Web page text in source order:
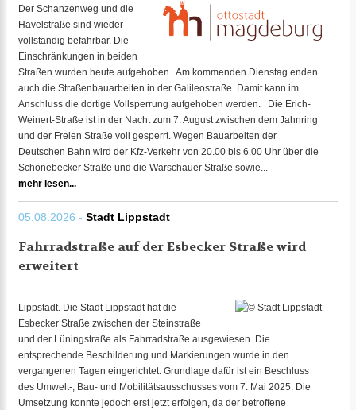
Der Schanzenweg und die
Havelstraße sind wieder
vollständig befahrbar. Die
Einschränkungen in beiden
Straßen wurden heute aufgehoben. Am kommenden Dienstag enden
auch die Straßenbauarbeiten in der Galileostraße. Damit kann im
Anschluss die dortige Vollsperrung aufgehoben werden. Die Erich-
Weinert-Straße ist in der Nacht zum 7. August zwischen dem Jahnring
und der Freien Straße voll gesperrt. Wegen Bauarbeiten der
Deutschen Bahn wird der Kfz-Verkehr von 20.00 bis 6.00 Uhr über die
Schönebecker Straße und die Warschauer Straße sowie...
mehr lesen...
05.08.2026 - Stadt Lippstadt
Fahrradstraße auf der Esbecker Straße wird
erweitert
Lippstadt. Die Stadt Lippstadt hat die
Esbecker Straße zwischen der Steinstraße
und der Lüningstraße als Fahrradstraße ausgewiesen. Die
entsprechende Beschilderung und Markierungen wurde in den
vergangenen Tagen eingerichtet. Grundlage dafür ist ein Beschluss
des Umwelt-, Bau- und Mobilitätsausschusses vom 7. Mai 2025. Die
Umsetzung konnte jedoch erst jetzt erfolgen, da der betroffene